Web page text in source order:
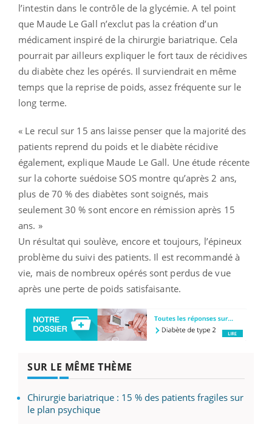
l’intestin dans le contrôle de la glycémie. A tel point
que Maude Le Gall n’exclut pas la création d’un
médicament inspiré de la chirurgie bariatrique. Cela
pourrait par ailleurs expliquer le fort taux de récidives
du diabète chez les opérés. Il surviendrait en même
temps que la reprise de poids, assez fréquente sur le
long terme.
« Le recul sur 15 ans laisse penser que la majorité des
patients reprend du poids et le diabète récidive
également, explique Maude Le Gall. Une étude récente
sur la cohorte suédoise SOS montre qu’après 2 ans,
plus de 70 % des diabètes sont soignés, mais
seulement 30 % sont encore en rémission après 15
ans. »
Un résultat qui soulève, encore et toujours, l’épineux
problème du suivi des patients. Il est recommandé à
vie, mais de nombreux opérés sont perdus de vue
après une perte de poids satisfaisante.
SUR LE MÊME THÈME
Chirurgie bariatrique : 15 % des patients fragiles sur
le plan psychique